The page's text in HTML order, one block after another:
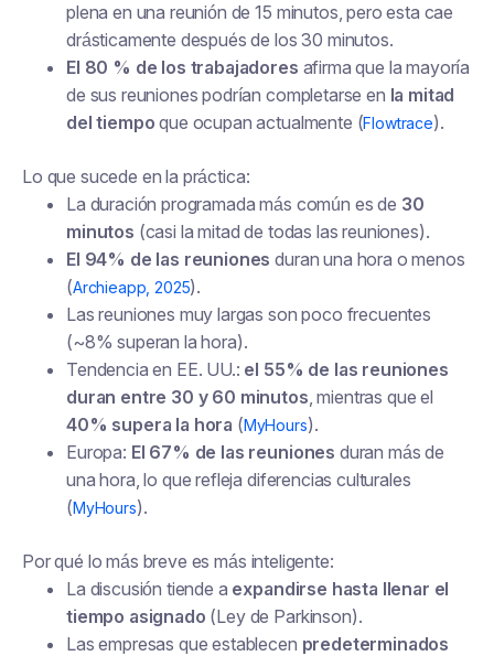
plena en una reunión de 15 minutos, pero esta cae
drásticamente después de los 30 minutos.
El 80 % de los trabajadores afirma que la mayoría
de sus reuniones podrían completarse en la mitad
del tiempo que ocupan actualmente (Flowtrace).
Lo que sucede en la práctica:
La duración programada más común es de 30
minutos (casi la mitad de todas las reuniones).
El 94% de las reuniones duran una hora o menos
(Archieapp, 2025).
Las reuniones muy largas son poco frecuentes
(~8% superan la hora).
Tendencia en EE. UU.: el 55% de las reuniones
duran entre 30 y 60 minutos, mientras que el
40% supera la hora (MyHours).
Europa: El 67% de las reuniones duran más de
una hora, lo que refleja diferencias culturales
(MyHours).
Por qué lo más breve es más inteligente:
La discusión tiende a expandirse hasta llenar el
tiempo asignado (Ley de Parkinson).
Las empresas que establecen predeterminados